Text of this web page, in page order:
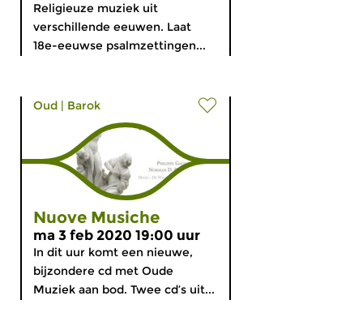
Religieuze muziek uit
verschillende eeuwen. Laat
18e-eeuwse psalmzettingen...
Oud | Barok
Nuove Musiche
ma 3 feb 2020 19:00 uur
In dit uur komt een nieuwe,
bijzondere cd met Oude
Muziek aan bod. Twee cd’s uit...